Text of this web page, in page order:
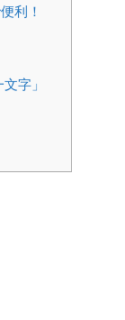
利！
字」